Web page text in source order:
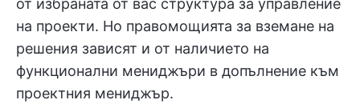
от избраната от вас структура за управление
на проекти. Но правомощията за вземане на
решения зависят и от наличието на
функционални мениджъри в допълнение към
проектния мениджър.